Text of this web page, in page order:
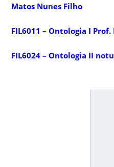
Matos Nunes Filho
FIL6011 – Ontologia I
FIL6024 – Ontologia II